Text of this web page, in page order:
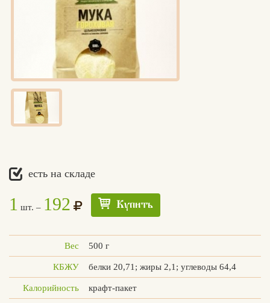
Едлин
есть на складе
1 шт. – 192 Купить
Вес 500 г
КБЖУ белки 20,71; жиры 2,1; углеводы 64,4
Калорийность крафт-пакет